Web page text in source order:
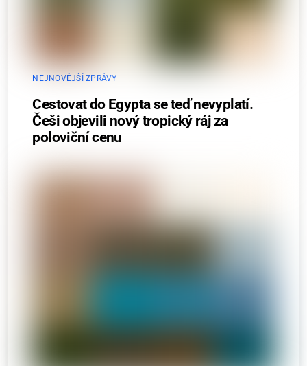
NEJNOVĚJŠÍ ZPRÁVY
Cestovat do Egypta se teď nevyplatí.
Češi objevili nový tropický ráj za
poloviční cenu